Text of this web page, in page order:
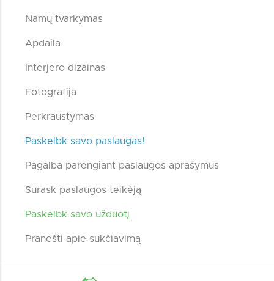
Namų tvarkymas
Apdaila
Interjero dizainas
Fotografija
Perkraustymas
Paskelbk savo paslaugas!
Pagalba parengiant paslaugos aprašymus
Surask paslaugos teikėją
Paskelbk savo užduotį
Pranešti apie sukčiavimą